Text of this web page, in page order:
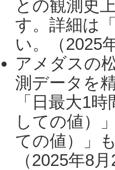
との観測史
す。詳細は「
い。（2025
アメダスの
測データを
「日最大1
しての値）
ての値）」
（2025年8月